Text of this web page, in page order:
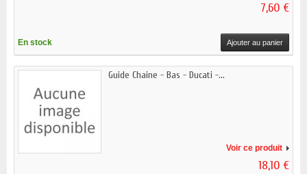
7,60 €
En stock Ajouter au panier
Guide Chaine - Bas - Ducati -...
Voir ce produit
18,10 €